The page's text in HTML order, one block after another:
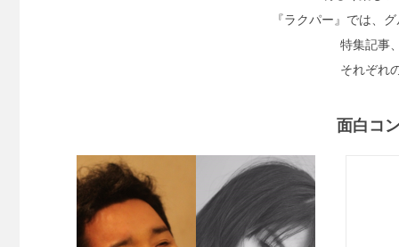
『ラクパー』では、
特集記事
それぞれ
面白コ